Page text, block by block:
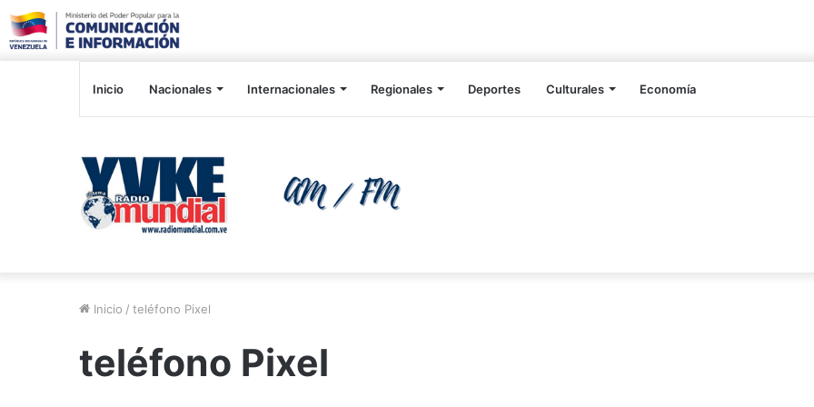
Inicio Nacionales Internacionales Regionales Deportes Culturales Economía
Inicio / teléfono Pixel
teléfono Pixel